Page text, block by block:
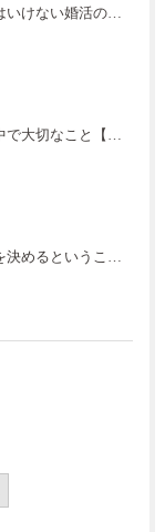
和歌山で婚活を！忘れてはいけない婚活の秘訣【結の会】